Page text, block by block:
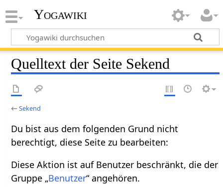
Yogawiki
Quelltext der Seite Sekend
←Sekend
Du bist aus dem folgenden Grund nicht
berechtigt, diese Seite zu bearbeiten:
Diese Aktion ist auf Benutzer beschränkt, die der
Gruppe „Benutzer“ angehören.